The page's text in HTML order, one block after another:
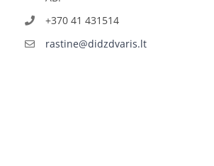
+370 41 431514
rastine@didzdvaris.lt